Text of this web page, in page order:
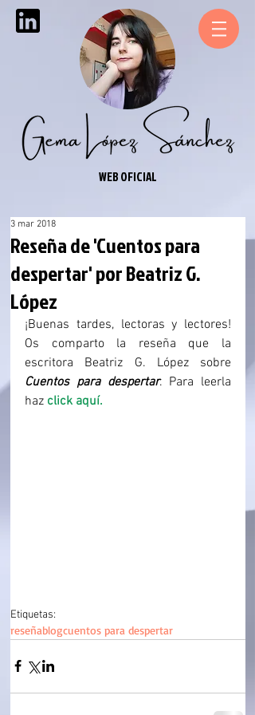
WEB OFICIAL
Reseña de 'Cuentos para
despertar' por Beatriz G.
López
3 mar 2018
¡Buenas tardes, lectoras y lectores!
Os comparto la reseña que la
Cuentos para despertar. Para leerla
haz click aquí.
Etiquetas:
reseñablogcuentos para despertar